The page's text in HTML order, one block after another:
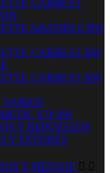
CARBEST
ABATIBLE RW
CARBEST RW
CARBEST RW
VARIOS
S7P-PB
Y REPUESTOS
Y ESTORES
Y MENAJE  